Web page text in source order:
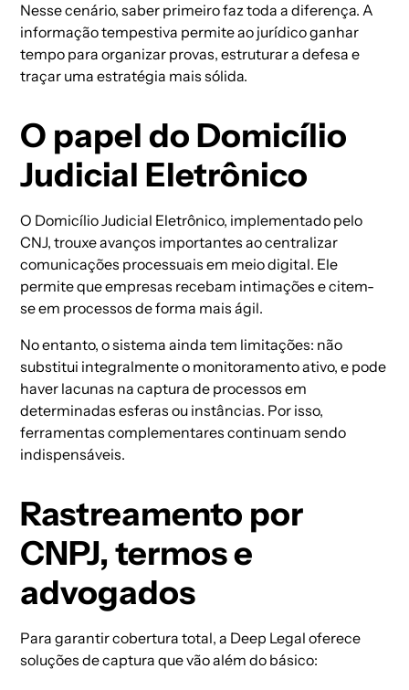
Nesse cenário, saber primeiro faz toda a diferença. A
informação tempestiva permite ao jurídico ganhar
tempo para organizar provas, estruturar a defesa e
traçar uma estratégia mais sólida.
O papel do Domicílio
Judicial Eletrônico
O Domicílio Judicial Eletrônico, implementado pelo
CNJ, trouxe avanços importantes ao centralizar
comunicações processuais em meio digital. Ele
permite que empresas recebam intimações e citem-
se em processos de forma mais ágil.
No entanto, o sistema ainda tem limitações: não
substitui integralmente o monitoramento ativo, e pode
haver lacunas na captura de processos em
determinadas esferas ou instâncias. Por isso,
ferramentas complementares continuam sendo
indispensáveis.
Rastreamento por
CNPJ, termos e
advogados
Para garantir cobertura total, a Deep Legal oferece
soluções de captura que vão além do básico: